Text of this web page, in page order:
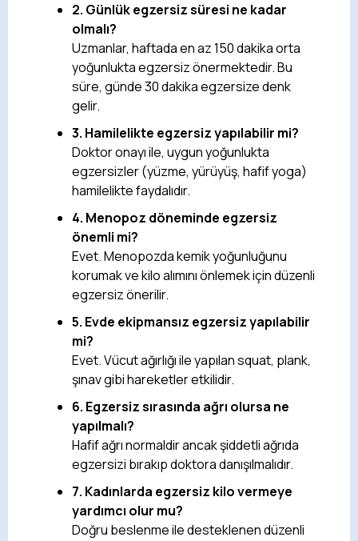
2. Günlük egzersiz süresi ne kadar
olmalı?
Uzmanlar, haftada en az 150 dakika orta
yoğunlukta egzersiz önermektedir. Bu
süre, günde 30 dakika egzersize denk
gelir.
3. Hamilelikte egzersiz yapılabilir mi?
Doktor onayı ile, uygun yoğunlukta
egzersizler (yüzme, yürüyüş, hafif yoga)
hamilelikte faydalıdır.
4. Menopoz döneminde egzersiz
önemli mi?
Evet. Menopozda kemik yoğunluğunu
korumak ve kilo alımını önlemek için düzenli
egzersiz önerilir.
5. Evde ekipmansız egzersiz yapılabilir
mi?
Evet. Vücut ağırlığı ile yapılan squat, plank,
şınav gibi hareketler etkilidir.
6. Egzersiz sırasında ağrı olursa ne
yapılmalı?
Hafif ağrı normaldir ancak şiddetli ağrıda
egzersizi bırakıp doktora danışılmalıdır.
7. Kadınlarda egzersiz kilo vermeye
yardımcı olur mu?
Doğru beslenme ile desteklenen düzenli